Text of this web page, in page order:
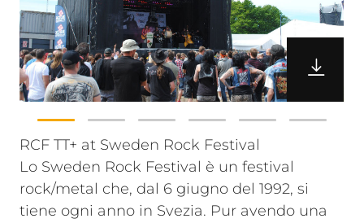
RCF TT+ at Sweden Rock Festival
Lo Sweden Rock Festival è un festival
rock/metal che, dal 6 giugno del 1992, si
tiene ogni anno in Svezia. Pur avendo una